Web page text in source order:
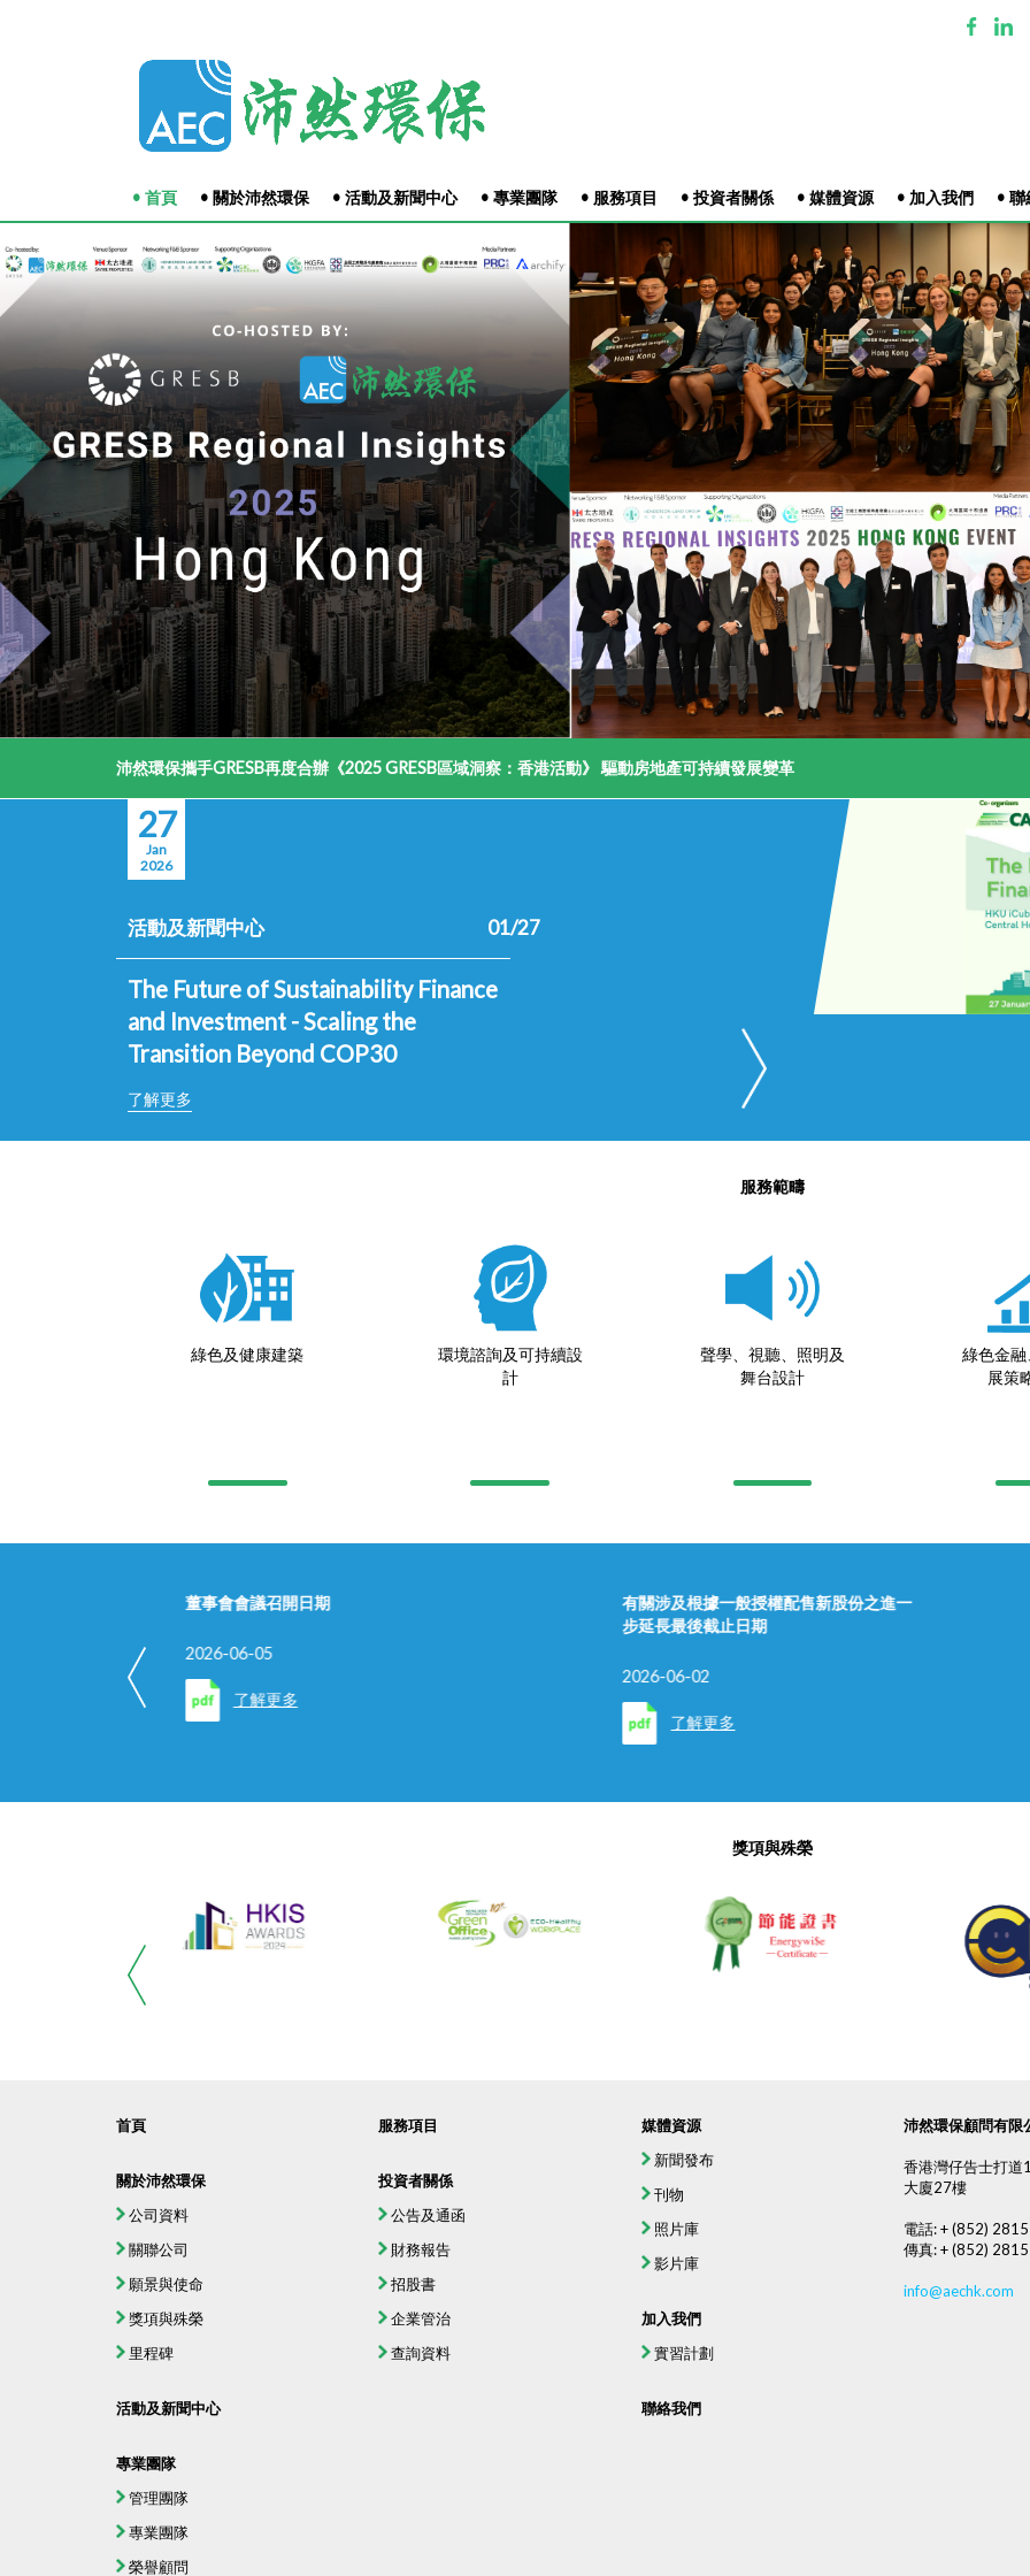
• 首頁 • 關於沛然環保 • 活動及新聞中心 • 專業團隊 • 服務項目 • 投資者關係 • 媒體資源 • 加入我們 •
攜手GRESB再度合辦《2025 GRESB區域洞察：香港活動》 驅動房地產可持續發展變革
27
Jan
2026
01/27
活動及新聞中心
The Future of Sustainability Finance
and Investment - Scaling the
Transition Beyond COP30
了解更多
服務範疇
綠色及健康建築
環境諮詢及可持續設
計
聲學、視聽、照明及
舞台設計
綠色金
展策
董事會會議召開日期
2026-06-05
了解更多
有關涉及根據一般授權配售新股份之進一
步延長最後截止日期
2026-06-02
了解更多
獎項與殊榮
首頁
關於沛然環保
公司資料
關聯公司
願景與使命
獎項與殊榮
里程碑
活動及新聞中心
專業團隊
管理團隊
專業團隊
榮譽顧問
服務項目
投資者關係
公告及通函
財務報告
招股書
企業管治
查詢資料
媒體資源
新聞發布
刊物
照片庫
影片庫
加入我們
實習計劃
聯絡我們
沛然環保顧問有限
香港灣仔告士打
大廈27樓
電話: + (852)
傳真: + (852)
info@aechk.com